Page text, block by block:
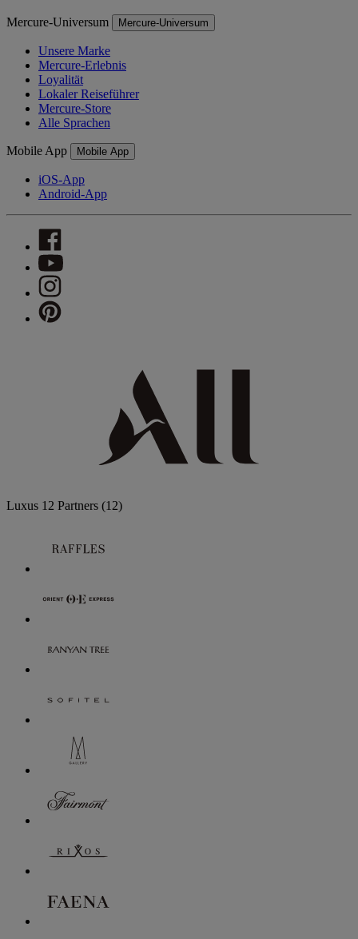
Mercure-Universum Mercure-Universum
Unsere Marke
Mercure-Erlebnis
Loyalität
Lokaler Reiseführer
Mercure-Store
Alle Sprachen
Mobile App Mobile App
iOS-App
Android-App
Luxus 12 Partners (12)